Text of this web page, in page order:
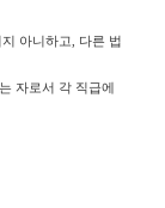
아니하고
다른 법
자로서 각 직급에